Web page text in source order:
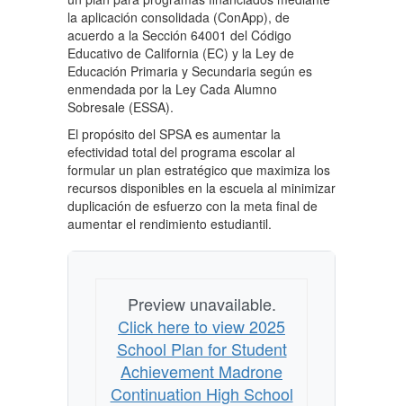
la aplicación consolidada (ConApp), de
acuerdo a la Sección 64001 del Código
Educativo de California (EC) y la Ley de
Educación Primaria y Secundaria según es
enmendada por la Ley Cada Alumno
Sobresale (ESSA).
El propósito del SPSA es aumentar la
efectividad total del programa escolar al
formular un plan estratégico que maximiza los
recursos disponibles en la escuela al minimizar
duplicación de esfuerzo con la meta final de
aumentar el rendimiento estudiantil.
Preview unavailable.
Click here to view 2025
School Plan for Student
Achievement Madrone
Continuation High School